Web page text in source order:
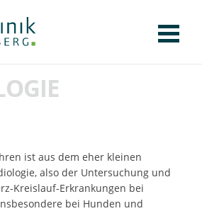
ist aus dem eher kleinen
also der Untersuchung und
Kreislauf-Erkrankungen bei
bei Hunden und